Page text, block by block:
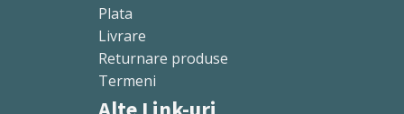
Plata
Livrare
Returnare produse
Termeni